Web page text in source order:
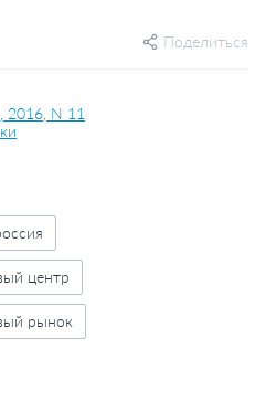
Поделиться
2016, N 11
центр
рынок